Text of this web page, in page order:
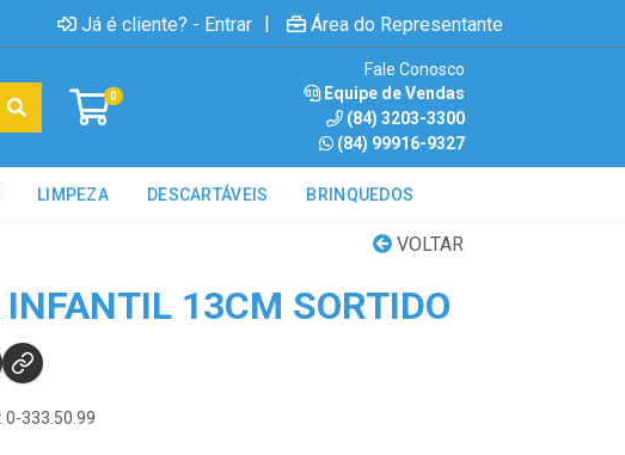
Já é cliente? - Entrar | Área do Representante
0
Fale Conosco
Equipe de Vendas
(84) 3203-3300
(84) 99916-9327
LIMPEZA DESCARTÁVEIS BRINQUEDOS
VOLTAR
13CM SORTIDO
0-333.50.99